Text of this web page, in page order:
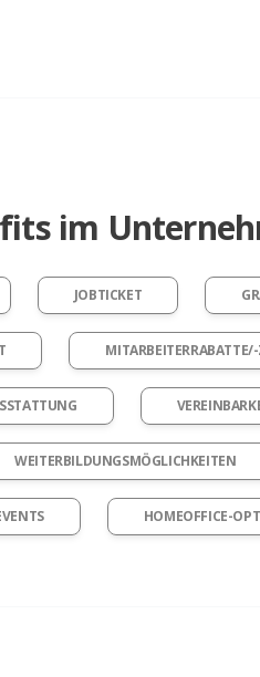
im
JOBTICKET
MITARBEITERRABATTE/-
WEITERBILDUNGSMÖGLICHKEITEN
HOMEOFFICE-